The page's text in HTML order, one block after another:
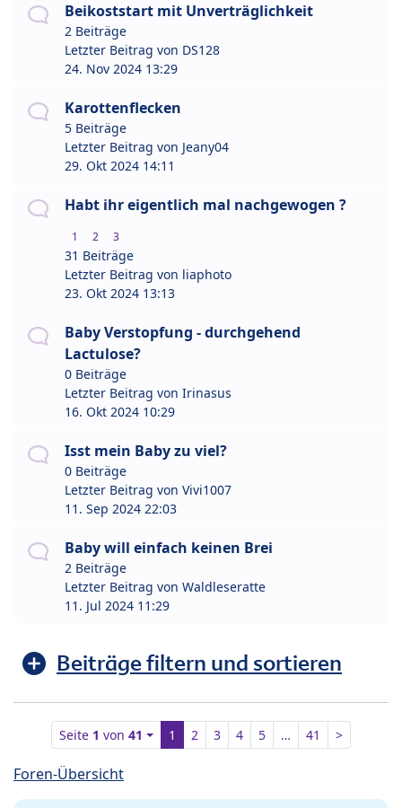
Beikoststart mit Unverträglichkeit
2 Beiträge
Letzter Beitrag von DS128
24. Nov 2024 13:29
Karottenflecken
5 Beiträge
Letzter Beitrag von Jeany04
29. Okt 2024 14:11
Habt ihr eigentlich mal nachgewogen ?
1 2 3
31 Beiträge
Letzter Beitrag von liaphoto
23. Okt 2024 13:13
Baby Verstopfung - durchgehend
Lactulose?
0 Beiträge
Letzter Beitrag von Irinasus
16. Okt 2024 10:29
Isst mein Baby zu viel?
0 Beiträge
Letzter Beitrag von Vivi1007
11. Sep 2024 22:03
Baby will einfach keinen Brei
2 Beiträge
Letzter Beitrag von Waldleseratte
11. Jul 2024 11:29
Beiträge filtern und sortieren
Seite 1 von41 1 2 3 4 5 … 41 >
Foren-Übersicht